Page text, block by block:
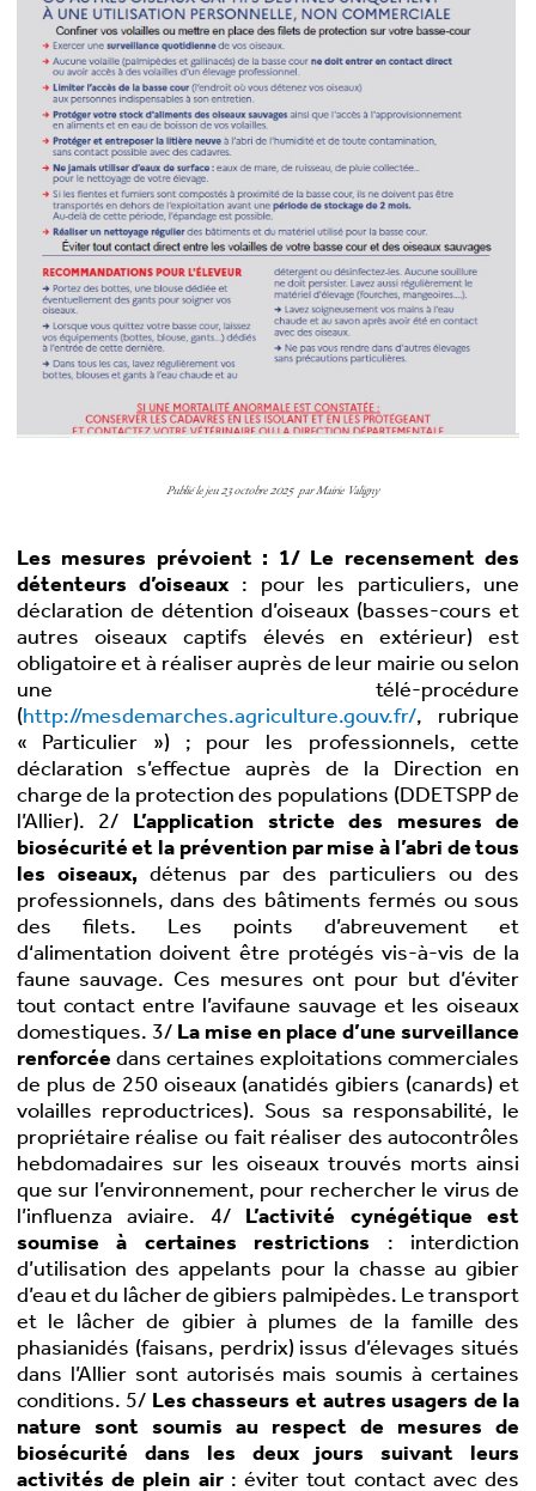
Publié le jeu 23 octobre 2025 parMairie Valigny
Les mesures prévoient : 1/ Le recensement des
détenteurs d’oiseaux: pour les particuliers, une
déclaration de détention d’oiseaux (basses-cours et
autres oiseaux captifs élevés en extérieur) est
obligatoire et à réaliser auprès de leur mairie ou selon
une télé-procédure
(http://mesdemarches.agriculture.gouv.fr/, rubrique
« Particulier ») ; pour les professionnels, cette
déclaration s’effectue auprès de la Direction en
charge de la protection des populations (DDETSPP de
l’Allier). 2/ L’application stricte des mesures de
biosécurité et la prévention par mise à l’abri de tous
les oiseaux, détenus par des particuliers ou des
professionnels, dans des bâtiments fermés ou sous
des filets. Les points d’abreuvement et
d‘alimentation doivent être protégés vis-à-vis de la
faune sauvage. Ces mesures ont pour but d’éviter
tout contact entre l’avifaune sauvage et les oiseaux
domestiques. 3/ La mise en place d’une surveillance
renforcée dans certaines exploitations commerciales
de plus de 250 oiseaux (anatidés gibiers (canards) et
volailles reproductrices). Sous sa responsabilité, le
propriétaire réalise ou fait réaliser des autocontrôles
hebdomadaires sur les oiseaux trouvés morts ainsi
que sur l’environnement, pour rechercher le virus de
l’influenza aviaire. 4/ L’activité cynégétique est
soumise à certaines restrictions : interdiction
d’utilisation des appelants pour la chasse au gibier
d’eau et du lâcher de gibiers palmipèdes. Le transport
et le lâcher de gibier à plumes de la famille des
phasianidés (faisans, perdrix) issus d’élevages situés
dans l’Allier sont autorisés mais soumis à certaines
conditions. 5/ Les chasseurs et autres usagers de la
nature sont soumis au respect de mesures de
biosécurité dans les deux jours suivant leurs
activités de plein air: éviter tout contact avec des